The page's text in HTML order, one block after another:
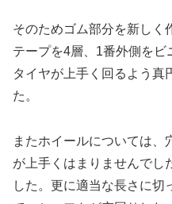
そのためゴム部分を新しく
テープを4層、1番外側をビ
タイヤが上手く回るよう真
た。
またホイールについては、
が上手くはまりませんでし
した。更に適当な長さに切